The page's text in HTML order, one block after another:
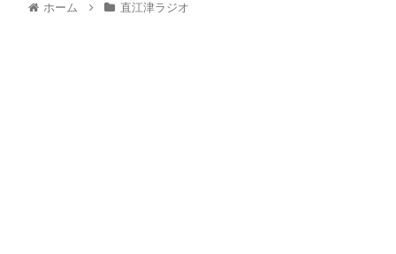
ホーム 直江津ラジオ